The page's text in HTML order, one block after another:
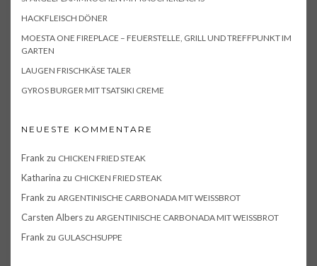
HACKFLEISCH DÖNER
MOESTA ONE FIREPLACE – FEUERSTELLE, GRILL UND TREFFPUNKT IM
GARTEN
LAUGEN FRISCHKÄSE TALER
GYROS BURGER MIT TSATSIKI CREME
NEUESTE KOMMENTARE
Frank zu CHICKEN FRIED STEAK
Katharina zu CHICKEN FRIED STEAK
Frank zu ARGENTINISCHE CARBONADA MIT WEISSBROT
Carsten Alberszu ARGENTINISCHE CARBONADA MIT WEISSBROT
Frank zu GULASCHSUPPE